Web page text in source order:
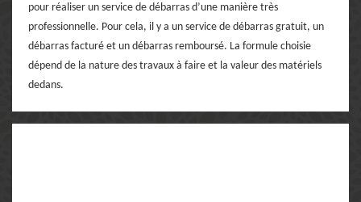
pour réaliser un service de débarras d’une manière très
professionnelle. Pour cela, il y a un service de débarras gratuit, un
débarras facturé et un débarras remboursé. La formule choisie
dépend de la nature des travaux à faire et la valeur des matériels
dedans.